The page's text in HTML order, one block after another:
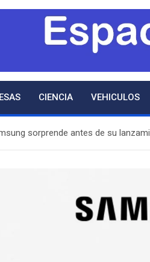
CIENCIA VEHICULOS
sorprende antes de su